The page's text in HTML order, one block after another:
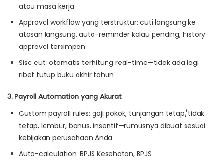
atau masa kerja
Approval workflow yang terstruktur: cuti langsung ke
atasan langsung, auto-reminder kalau pending, history
approval tersimpan
Sisa cuti otomatis terhitung real-time—tidak ada lagi
ribet tutup buku akhir tahun
3. Payroll Automation yang Akurat
Custom payroll rules: gaji pokok, tunjangan tetap/tidak
tetap, lembur, bonus, insentif—rumusnya dibuat sesuai
kebijakan perusahaan Anda
Auto-calculation: BPJS Kesehatan, BPJS